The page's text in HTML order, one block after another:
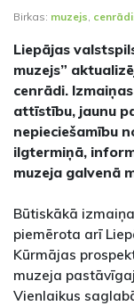
Birkas: muzejs,
Liepājas
muzejs”
cenrādi.
attīstību, jaunu
nepieciešamību
ilgtermiņā,
muzeja galvenā
Būtiskākā
piemērota arī
Kūrmājas
muzeja
Vienlaikus